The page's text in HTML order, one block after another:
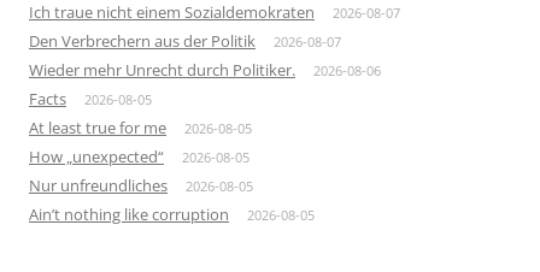
Ich traue nicht einem Sozialdemokraten 2026-08-07
Den Verbrechern aus der Politik 2026-08-07
Wieder mehr Unrecht durch Politiker. 2026-08-06
Facts 2026-08-05
At least true for me 2026-08-05
How „unexpected“ 2026-08-05
Nur unfreundliches 2026-08-05
Ain’t nothing like corruption 2026-08-05